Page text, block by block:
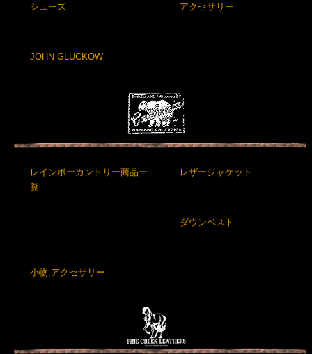
シューズ アクセサリー
JOHN GLUCKOW
レインボーカントリー商品一
覧
レザージャケット
ダウンベスト
小物,アクセサリー